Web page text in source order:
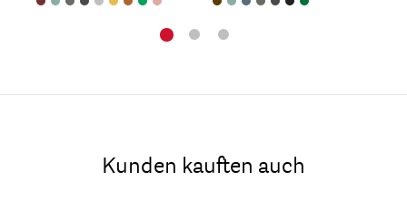
Kunden kauften auch